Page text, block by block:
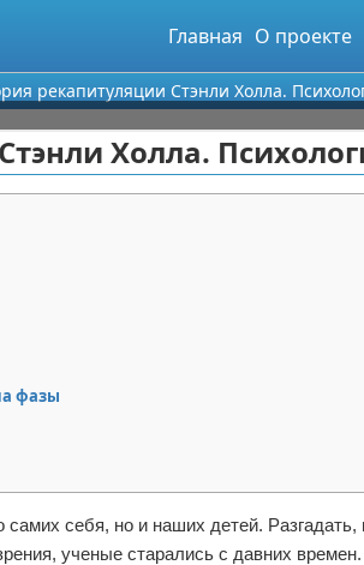
Главная О проекте
рекапитуляции Стэнли Холла.
Холла.
фазы
самих себя, но и наших детей.
ученые старались с давних